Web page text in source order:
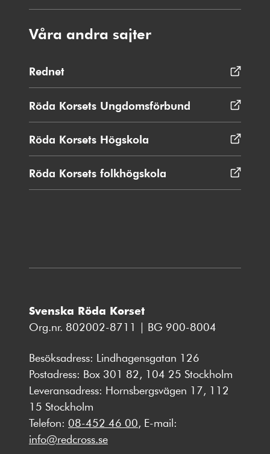
Våra andra sajter
Rednet
i
nytt
fönster
Röda Korsets Ungdomsförbund Öppnas
i
Röda Korsets Högskola
i
nytt
fönster
Röda Korsets folkhögskola
i
Svenska Röda Korset
Org.nr. 802002-8711 | BG 900-8004
Besöksadress: Lindhagensgatan 126
Postadress: Box 301 82, 104 25 Stockholm
Leveransadress: Hornsbergsvägen 17, 112
15 Stockholm
Telefon: 08-452 46 00, E-mail:
info@redcross.se